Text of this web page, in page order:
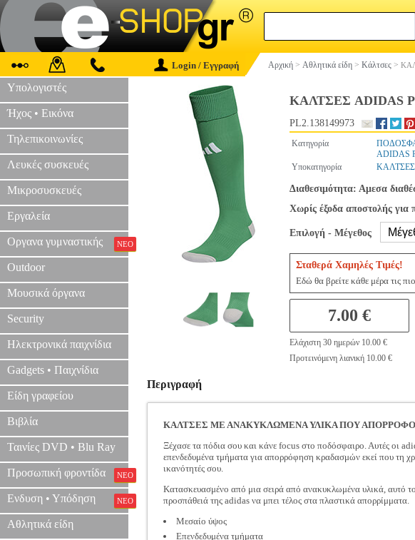
Login / Εγγραφή Αρχική > Αθλητικά είδη > Κάλτσες >
Υπολογιστές
Ήχος • Εικόνα
Τηλεπικοινωνίες
Λευκές συσκευές
Μικροσυσκευές
Εργαλεία
Οργανα γυμναστικής ΝΕΟ
Outdoor
Μουσικά όργανα
Security
Ηλεκτρονικά παιχνίδια
Gadgets • Παιχνίδια
Είδη γραφείου
Βιβλία
Ταινίες DVD • Blu Ray
Προσωπική φροντίδα ΝΕΟ
Ενδυση • Υπόδηση ΝΕΟ
Αθλητικά είδη
ΚΑΛΤΣΕΣ ADIDAS
PL2.138149973
Κατηγορία
ADIDAS
Υποκατηγορία
ΚΑΛΤΣΕΣ
Διαθεσιμότητα: Αμεσα
Χωρίς έξοδα αποστολής
Επιλογή - Μέγεθος
Σταθερά Χαμηλές Τιμές!
Εδώ θα βρείτε κάθε μέρα τις
7.00 €
Ελάχιστη 30 ημερών 10.00 €
Προτεινόμενη λιανική 10.00 €
Περιγραφή
ΚΑΛΤΣΕΣ ΜΕ ΑΝΑΚΥΚΛΩΜΕΝΑ ΥΛΙΚΑ ΠΟΥ
Ξέχασε τα πόδια σου και κάνε focus στο ποδόσφαιρο. Αυτές οι
επενδεδυμένα τμήματα για απορρόφηση κραδασμών εκεί που τη
ικανότητές σου.
Κατασκευασμένο από μια σειρά από ανακυκλωμένα υλικά, αυτό
προσπάθειά της adidas να μπει τέλος στα πλαστικά απορρίμματα.
Μεσαίο ύψος
Επενδεδυμένα τμήματα